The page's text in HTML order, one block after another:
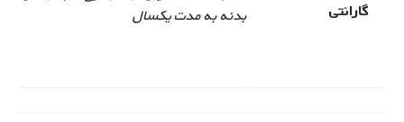
گارانتی
بدنه به مدت یکسال